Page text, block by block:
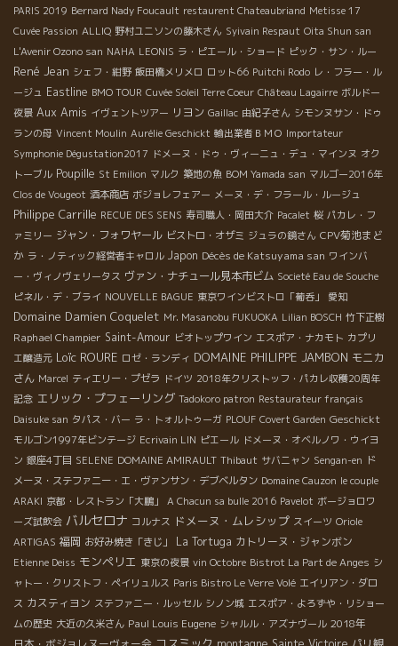
PARIS 2019 Bernard Nady Foucault restaurent Chateaubriand Metisse 17
Cuvée Passion ALLIQ 野村ユニソンの藤木さん Syivain Respaut Oita Shun san
L'Avenir Ozono san NAHA LEONIS ラ・ピエール・ショード ピック・サン・ルー
René Jean シェフ・紺野 飯田橋メリメロ ロット66 Puitchi Rodo レ・フラー・ル
ージュ Eastline BMO TOUR Cuvée Soleil Terre Coeur Château Lagairre ボルドー
夜景 Aux Amis イヴェントツアー リヨン Gaillac 由紀子さん シモンヌサン・ドゥ
ランの母 Vincent Moulin Aurélie Geschickt 輸出業者ＢＭＯ Importateur
Symphonie Dégustation2017 ドメーヌ・ドゥ・ヴィーニュ・デュ・マインヌ オク
トーブル Poupille St Emilion マルク 築地の魚 BOM Yamada san マルゴー2016年
Clos de Vougeot 酒本商店 ボジョレフェアー メーヌ・デ・フラール・ルージュ
Philippe Carrille RECUE DES SENS 寿司職人・岡田大介 Pacalet 桜 パカレ・フ
ァミリー ジャン・フォワヤール ビストロ・オザミ ジュラの鏡さん CPV菊池まど
か ラ・ノティック経営者キャロル Japon Décès de Katsuyama san ワインバ
ー・ヴィノヴェリータス ヴァン・ナチュール見本市ビム Societé Eau de Souche
ピネル・デ・ブライ NOUVELLE BAGUE 東京ワインビストロ「葡呑」 愛知
Domaine Damien Coquelet Mr. Masanobu FUKUOKA Lilian BOSCH 竹下正樹
Raphael Champier Saint-Amour ビオトップワイン エスポア・ナカモト カプリ
エ醸造元 Loïc ROURE ロゼ・ランディ DOMAINE PHILIPPE JAMBON モニカ
さん Marcel ティエリー・プゼラ ドイツ 2018年クリストッフ・パカレ収穫20周年
記念 エリック・プフェーリング Tadokoro patron Restaurateur français
Daisuke san タパス・バー ラ・トォルトゥーガ PLOUF Covert Garden Geschickt
モルゴン1997年ビンテージ Ecrivain LIN ピエール ドメーヌ・オベルノワ・ウイヨ
ン 銀座4丁目 SELENE DOMAINE AMIRAULT Thibaut サバニャン Sengan-en ド
メーヌ・ステファニー・エ・ヴァンサン・デブベルタン Domaine Cauzon le couple
ARAKI 京都・レストラン「大鵬」 A Chacun sa bulle 2016 Pavelot ボージョロワ
ーズ試飲会 バルセロナ コルナス ドメーヌ・ムレシップ スイーツ Oriole
ARTIGAS 福岡 お好み焼き「きじ」 La Tortuga カトリーヌ・ジャンボン
Etienne Deiss モンペリエ 東京の夜景 vin Octobre Bistrot La Part de Anges シ
ャトー・クリストフ・ペイリュルス Paris Bistro Le Verre Volé エイリアン・ダロ
ス カスティヨン ステファニー・ルッセル シノン城 エスポア・よろずや・リショー
ムの歴史 大近の久米さん Paul Louis Eugene シャルル・アズナヴール 2018年